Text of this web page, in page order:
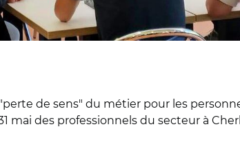
de sens" du métier pour les
mai des professionnels du secteur à